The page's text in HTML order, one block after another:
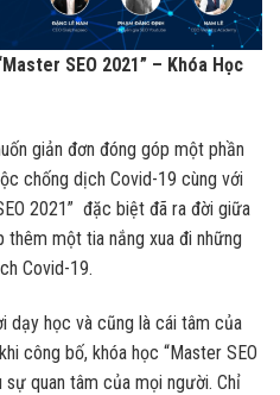
SEO 2021” – Khóa Học
giản đơn đóng góp một phần
chống dịch Covid-19 cùng với
2021” đặc biệt đã ra đời giữa
thêm một tia nắng xua đi những
Covid-19.
dạy học và cũng là cái tâm của
công bố, khóa học “Master SEO
quan tâm của mọi người. Chỉ